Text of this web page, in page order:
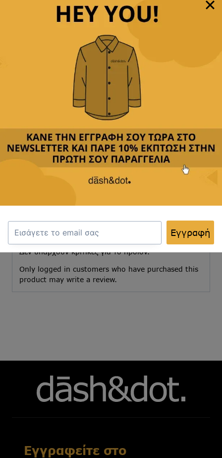
Προσθήκη στο καλάθι
Άμεση αποστολή& γρήγορη παράδοση
δωρεάν μεταφορικά με αγορές άνω των
όλες τις πιστωτικές & αντικαταβολή
Κριτικές(0)
Κριτικές
Δεν υπάρχουν κριτικές για το προϊόν.
Only logged in customers who have purchased this
product may write a review.
Εγγραφείτε στο
Εγγραφή